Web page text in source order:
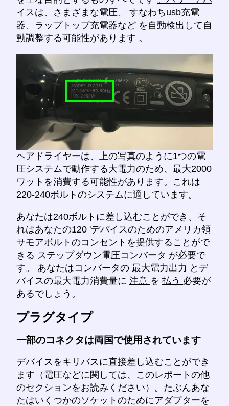
イスは、さまざまな電圧、 すなわちusb充電
器、ラップトップ充電器など を自動検出して自
動調整する可能性があります 。
ヘアドライヤーは、上の写真のように1つの電
圧システムで動作する大電力のため、最大2000
ワットを消費する可能性があります。これは
220-240ボルトのシステムに適しています。
あなたは240ボルトに差し込むことができ、そ
れはあなたの120 'デバイスのためのアメリカ領
サモアボルトのコンセントを提供することがで
きる ステップダウン電圧コンバータ が必要で
す。 あなたはコンバータの 最大電力出力 とデ
バイスの最大電力消費量に 注意 を 払う 必要が
あるでしょう。
プラグタイプ
一部のコネクタは両国で使用されています
デバイスをキリバスに直接差し込むことができ
ます（電圧などに関しては、このレポートの他
のセクションをお読みください）。たぶんあな
たはいくつかのソケットのためにアダプターを